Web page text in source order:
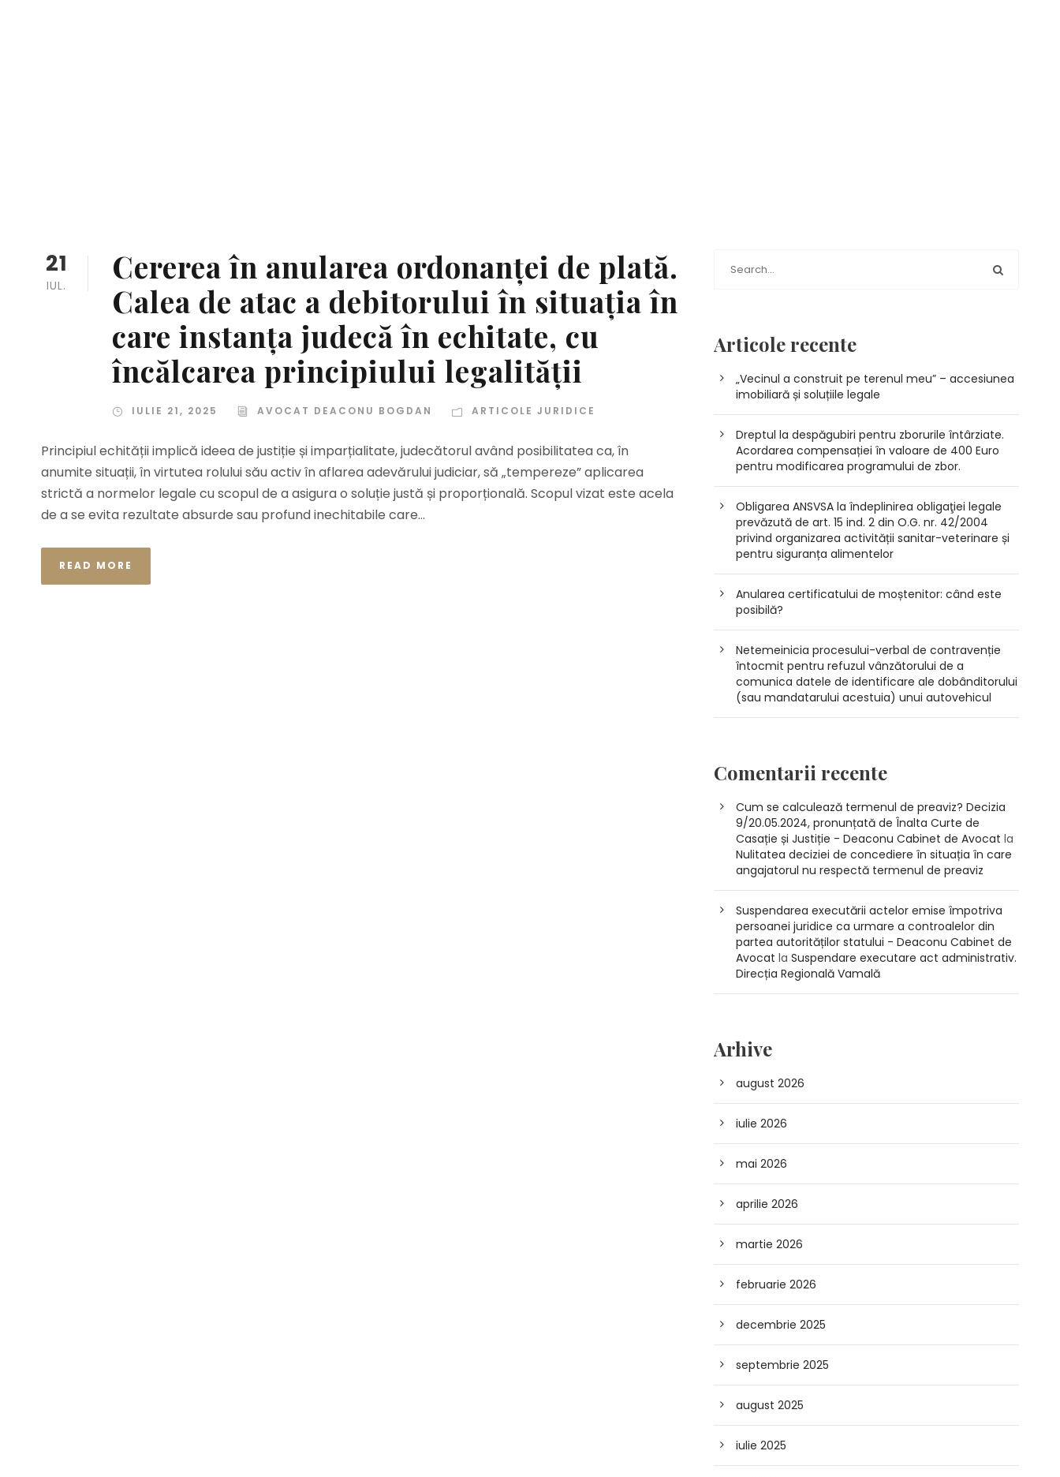
21
IUL.
Cererea în anularea ordonanței de plată.
Calea de atac a debitorului în situația în
care instanța judecă în echitate, cu
încălcarea principiului legalității
IULIE 21, 2025 AVOCAT DEACONU BOGDAN ARTICOLE JURIDICE
Principiul echității implică ideea de justiție și imparțialitate, judecătorul având posibilitatea ca, în
anumite situații, în virtutea rolului său activ în aflarea adevărului judiciar, să „tempereze” aplicarea
strictă a normelor legale cu scopul de a asigura o soluție justă și proporțională. Scopul vizat este acela
de a se evita rezultate absurde sau profund inechitabile care...
READ MORE
Articole recente
„Vecinul a construit pe terenul meu” – accesiunea
imobiliară și soluțiile legale
Dreptul la despăgubiri pentru zborurile întârziate.
Acordarea compensației în valoare de 400 Euro
pentru modificarea programului de zbor.
Obligarea ANSVSA la îndeplinirea obligaţiei legale
prevăzută de art. 15 ind. 2 din O.G. nr. 42/2004
privind organizarea activității sanitar-veterinare și
pentru siguranța alimentelor
Anularea certificatului de moștenitor: când este
posibilă?
Netemeinicia procesului-verbal de contravenție
întocmit pentru refuzul vânzătorului de a
comunica datele de identificare ale dobânditorului
(sau mandatarului acestuia) unui autovehicul
Comentarii recente
Cum se calculează termenul de preaviz? Decizia
9/20.05.2024, pronunțată de Înalta Curte de
Casație și Justiție - Deaconu Cabinet de Avocat la
Nulitatea deciziei de concediere în situația în care
angajatorul nu respectă termenul de preaviz
Suspendarea executării actelor emise împotriva
persoanei juridice ca urmare a controalelor din
partea autorităților statului - Deaconu Cabinet de
Avocat laSuspendare executare act administrativ.
Direcția Regională Vamală
Arhive
august 2026
iulie 2026
mai 2026
aprilie 2026
martie 2026
februarie 2026
decembrie 2025
septembrie 2025
august 2025
iulie 2025